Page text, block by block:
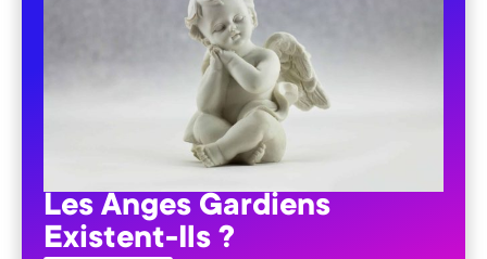
Les Anges Gardiens
Existent-Ils ?